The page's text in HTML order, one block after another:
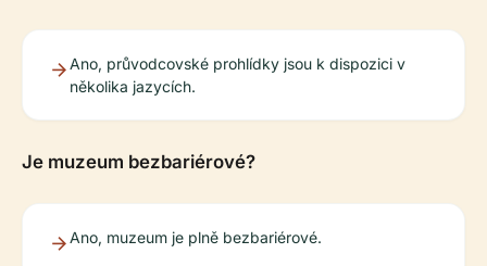
Ano, průvodcovské prohlídky jsou k dispozici v
několika jazycích.
Je muzeum bezbariérové?
Ano, muzeum je plně bezbariérové.